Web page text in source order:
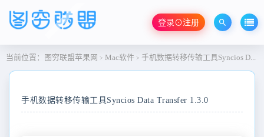
登录⊙注册
当前位置： 图穷联盟苹果网 > Mac软件 > 手机数据转移传输工具Syncios Data Transfer 1.3.0
手机数据转移传输工具Syncios Data Transfer 1.3.0